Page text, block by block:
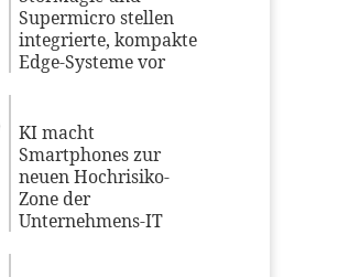
Supermicro stellen
integrierte, kompakte
Edge-Systeme vor
KI macht
Smartphones zur
neuen Hochrisiko-
Zone der
Unternehmens-IT